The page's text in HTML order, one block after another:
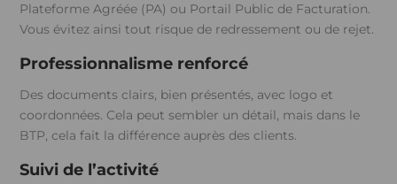
Plateforme Agréée (PA) ou Portail Public de Facturation.
Vous évitez ainsi tout risque de redressement ou de rejet.
Professionnalisme renforcé
Des documents clairs, bien présentés, avec logo et
coordonnées. Cela peut sembler un détail, mais dans le
BTP, cela fait la différence auprès des clients.
Suivi de l’activité